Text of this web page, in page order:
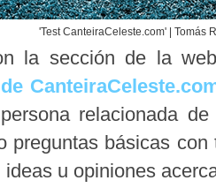
'Test CanteiraCeleste.com' | Tomás
la sección de la
relacionada
preguntas básicas
u opiniones